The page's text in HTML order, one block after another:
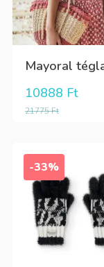
21775Ft
10888 Ft
-33%